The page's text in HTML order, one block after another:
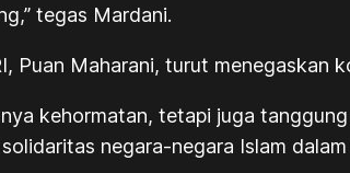
tegas Mardani.
Puan Maharani, turut menegaskan
kehormatan, tetapi juga
negara-negara Islam